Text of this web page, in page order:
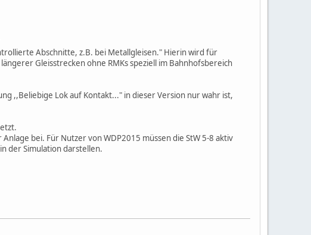
Abschnitte, z.B. bei Metallgleisen." Hierin wird für
Gleisstrecken ohne RMKs speziell im Bahnhofsbereich
,,Beliebige Lok auf Kontakt..." in dieser Version nur wahr ist,
bei. Für Nutzer von WDP2015 müssen die StW 5-8 aktiv
der Simulation darstellen.